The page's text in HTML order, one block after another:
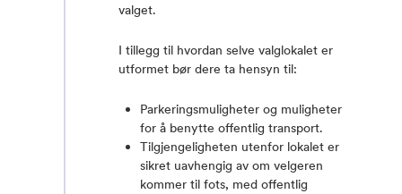
valget.
I tillegg til hvordan selve valglokalet er
utformet bør dere ta hensyn til:
Parkeringsmuligheter og muligheter
for å benytte offentlig transport.
Tilgjengeligheten utenfor lokalet er
sikret uavhengig av om velgeren
kommer til fots, med offentlig